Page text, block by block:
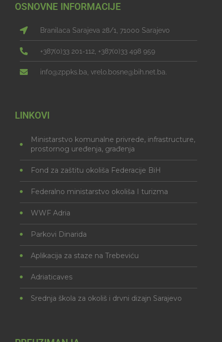
OSNOVNE INFORMACIJE
Branilaca Sarajeva 28/1, 71000 Sarajevo
+387(0)33 201-112, +387(0)33 498 959
info@zppks.ba, vrelo.bosne@bih.net.ba.
LINKOVI
Ministarstvo komunalne privrede, infrastructure,
prostornog uređenja, građenja
Fond za zaštitu okoliša Federacije BiH
Federalno ministarstvo okoliša I turizma
WWF Adria
Parkovi Dinarida
Aplikacija za staze na Trebeviću
Adriaticaves
Srednja škola za okoliš i drvni dizajn Sarajevo